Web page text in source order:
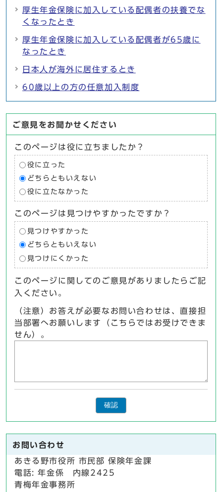
厚生年金保険に加入している配偶者の扶養でな
くなったとき
厚生年金保険に加入している配偶者が65歳に
なったとき
日本人が海外に居住するとき
60歳以上の方の任意加入制度
ご意見をお聞かせください
このページは役に立ちましたか？
役に立った
どちらともいえない
役に立たなかった
このページは見つけやすかったですか？
見つけやすかった
どちらともいえない
見つけにくかった
このページに関してのご意見がありましたらご記
入ください。
（注意）お答えが必要なお問い合わせは、直接担
当部署へお願いします（こちらではお受けできま
せん）。
確認
お問い合わせ
あきる野市役所 市民部 保険年金課
電話: 年金係 内線2425
青梅年金事務所